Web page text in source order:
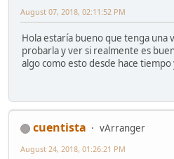
August 07, 2018, 02:11:52 PM
Hola estaría bueno que tenga una
probarla y ver si realmente es
algo como esto desde hace tiempo
cuentista
vArranger
August 24, 2018, 01:26:21 PM